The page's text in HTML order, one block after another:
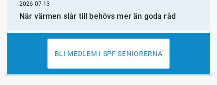
2026-07-13
När värmen slår till behövs mer än goda råd
BLI MEDLEM I SPF SENIORERNA